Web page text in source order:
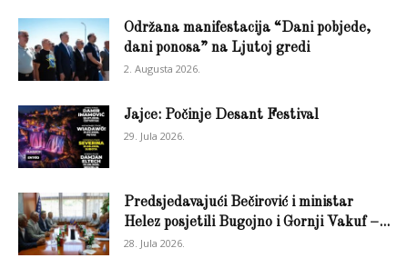
Održana manifestacija “Dani pobjede,
dani ponosa” na Ljutoj gredi
2. Augusta 2026.
Jajce: Počinje Desant Festival
29. Jula 2026.
Predsjedavajući Bečirović i ministar
Helez posjetili Bugojno i Gornji Vakuf –...
28. Jula 2026.